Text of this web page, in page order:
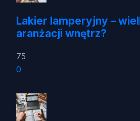
Lakier lamperyjny –
aranżacji wnętrz?
75
0